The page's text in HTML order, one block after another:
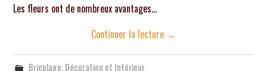
Les fleurs ont de nombreux avantages…
Continuer la lecture →
Bricolage,Décoration et Intérieur